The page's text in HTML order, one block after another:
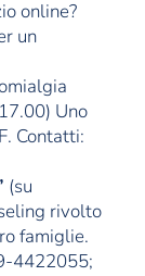
online?
un
Uno
Contatti:
(su
rivolto
famiglie.
4422055;